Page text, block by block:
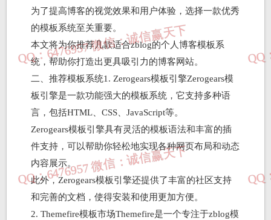
为了提高博客的视觉效果和用户体验，选择一款优秀
的模板系统至关重要。
本文将为你推荐几款适合zblog的个人博客模板系
统，帮助你打造出更具吸引力的博客网站。
二、推荐模板系统1. Zerogears模板引擎Zerogears模
板引擎是一款功能强大的模板系统，它支持多种语
言，包括HTML、CSS、JavaScript等。
Zerogears模板引擎具有灵活的模板语法和丰富的插
件支持，可以帮助你轻松地实现各种网页布局和动态
内容展示。
此外，Zerogears模板引擎还提供了丰富的社区支持
和完善的文档，使得安装和使用更加方便。
2. Themefire模板市场Themefire是一个专注于zblog模